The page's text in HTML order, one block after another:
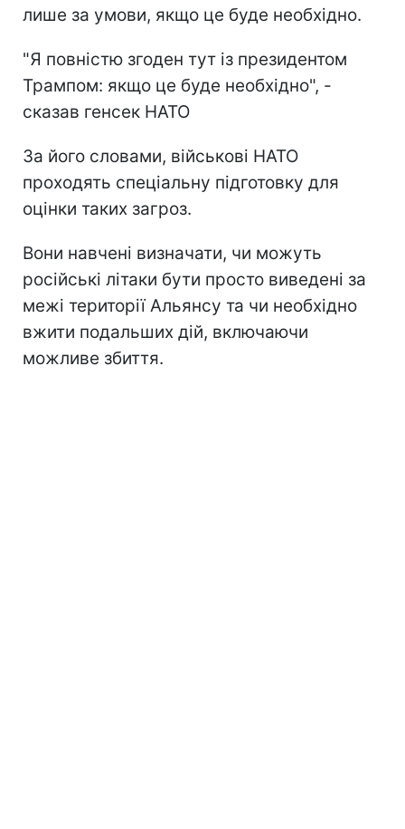
лише за умови, якщо це буде необхідно.
"Я повністю згоден тут із президентом
Трампом: якщо це буде необхідно", -
сказав генсек НАТО
За його словами, військові НАТО
проходять спеціальну підготовку для
оцінки таких загроз.
Вони навчені визначати, чи можуть
російські літаки бути просто виведені за
межі території Альянсу та чи необхідно
вжити подальших дій, включаючи
можливе збиття.